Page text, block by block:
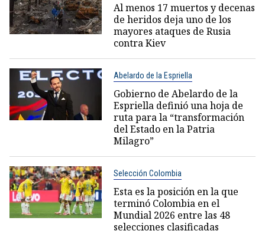
Al menos 17 muertos y decenas
de heridos deja uno de los
mayores ataques de Rusia
contra Kiev
Abelardo de la Espriella
Gobierno de Abelardo de la
Espriella definió una hoja de
ruta para la “transformación
del Estado en la Patria
Milagro”
Selección Colombia
Esta es la posición en la que
terminó Colombia en el
Mundial 2026 entre las 48
selecciones clasificadas